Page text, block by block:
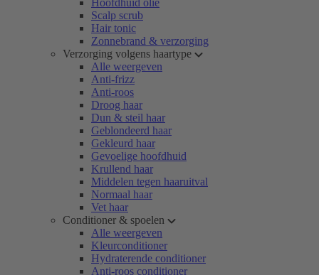
Hoofdhuid olie
Scalp scrub
Hair tonic
Zonnebrand & verzorging
Verzorging volgens haartype
Alle weergeven
Anti-frizz
Anti-roos
Droog haar
Dun & steil haar
Geblondeerd haar
Gekleurd haar
Gevoelige hoofdhuid
Krullend haar
Middelen tegen haaruitval
Normaal haar
Vet haar
Conditioner & spoelen
Alle weergeven
Kleurconditioner
Hydraterende conditioner
Anti-roos conditioner